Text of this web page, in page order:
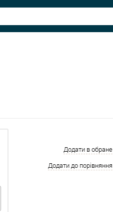
Додати в обране
Додати до порівняння